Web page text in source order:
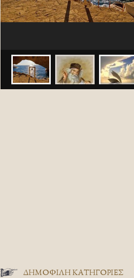
ΔΗΜΟΦΙΛΗ ΚΑΤΗΓΟΡΙΕΣ